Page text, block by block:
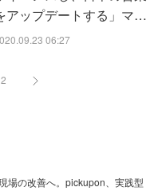
アップデートする」マ…
06:27
2
場の改善へ。pickupon、実践型